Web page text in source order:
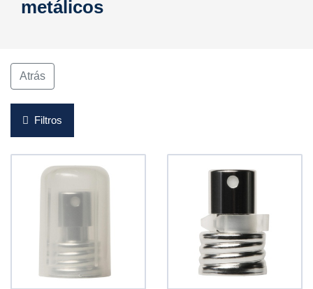
metálicos
Atrás
Filtros